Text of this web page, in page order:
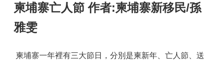
柬埔寨亡人節 作者:柬埔寨新移民/孫
雅雯
柬埔寨一年裡有三大節日，分別是柬新年、亡人節、送